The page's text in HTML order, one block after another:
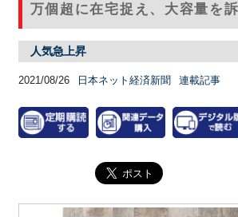
万個超に在宅捉え、大容量を
人気急上昇
2021/08/26 日本ネット経済新聞 連載記事